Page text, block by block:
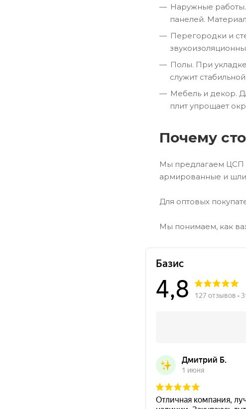
Наружные
панелей.
Перегородки и
Полы. При
служит
Мебель и декор.
плит упрощает
Почему
Мы предлагаем ЦСП
армированные и
Для оптовых
Мы понимаем, как